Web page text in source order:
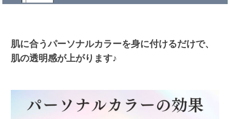
肌に合うパーソナルカラーを身に付けるだけで、
肌の透明感が上がります♪